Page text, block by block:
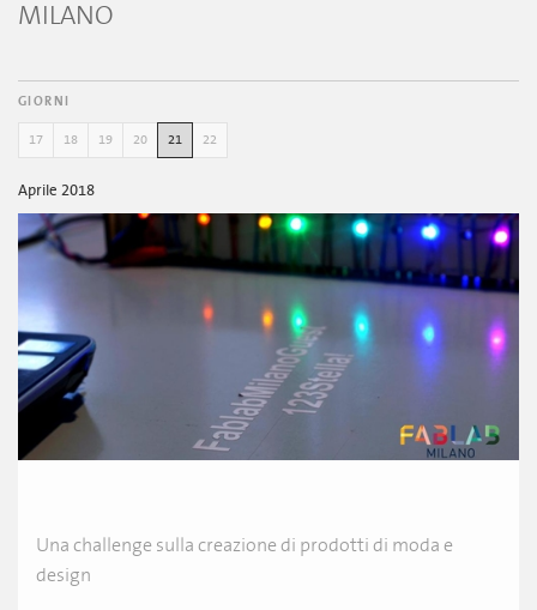
MILANO
GIORNI
17 18 19 20 21 22
Aprile 2018
Una challenge sulla creazione di prodotti di moda e
design